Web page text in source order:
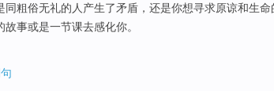
同粗俗无礼的 人 产生了矛盾， 还是你想寻求原谅和生命
故事或是一节课去感化你。